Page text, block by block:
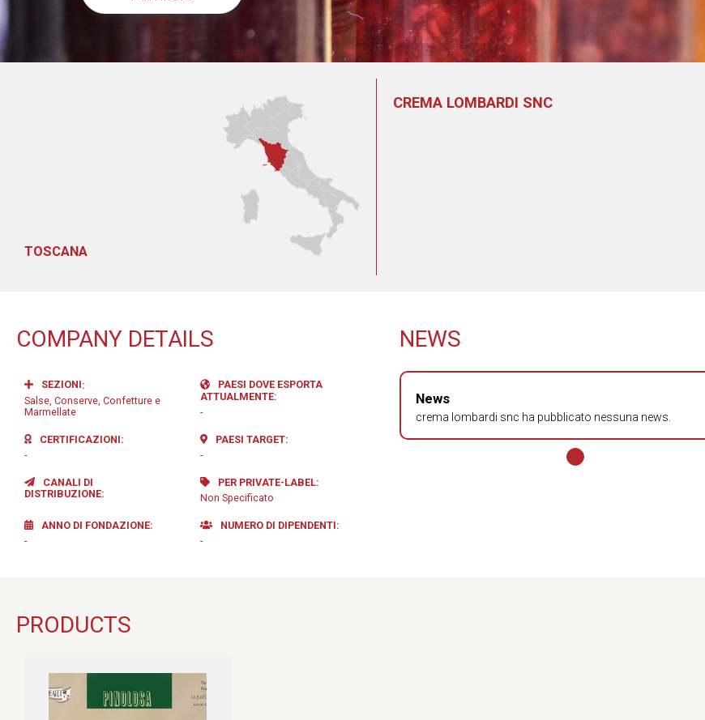
TOSCANA
CREMA LOMBARDI SNC
COMPANY DETAILS
SEZIONI
Salse, Conserve, Confetture e
Marmellate
CERTIFICAZIONI
-
CANALI DI
DISTRIBUZIONE
ANNO DI FONDAZIONE
-
PAESI DOVE ESPORTA
ATTUALMENTE
-
PAESI TARGET
-
PER PRIVATE-LABEL
Non Specificato
NUMERO DI DIPENDENTI
-
NEWS
News
crema lombardi snc ha pubblicato nessuna news.
PRODUCTS